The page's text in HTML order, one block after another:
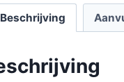
Beschrijving